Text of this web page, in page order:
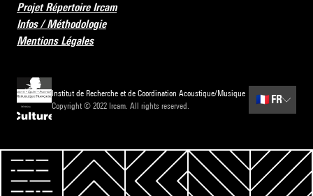
Projet Répertoire Ircam
Infos / Méthodologie
Mentions Légales
Institut de Recherche et de Coordination Acoustique/Musique
Copyright © 2022 Ircam. All rights reserved.
🇫🇷 FR